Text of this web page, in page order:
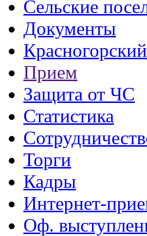
Сельские
Документы
Прием
Защита от ЧС
Статистика
Торги
Кадры
Интернет-
Оф.